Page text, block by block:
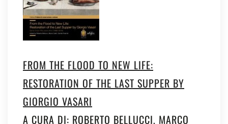
FROM THE FLOOD TO NEW LIFE:
RESTORATION OF THE LAST SUPPER BY
GIORGIO VASARI
A CURA DI: ROBERTO BELLUCCI, MARCO